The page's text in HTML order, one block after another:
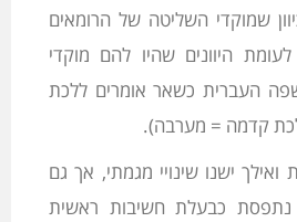
שמוקדי השליטה של הרומאים
היוונים שהיו להם מוקדי
העברית כשאר אומרים ללכת
קדמה = מערבה).
ישנו שינויי מגמתי, אך גם
נתפסת כבעלת חשיבות ראשית